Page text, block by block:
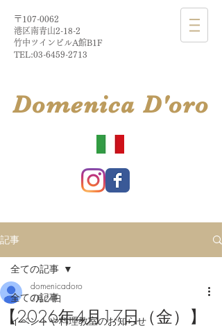
〒107-0062
港区南青山2-18-2​
​竹中ツインビルA館B1F
TEL:03-6459-2713
​DomenicaD'oro
記事
全ての記事
イベントや料理教室のお知らせ
全ての記事
【2026年4月17日（金）】
domenicadoro
3月24日